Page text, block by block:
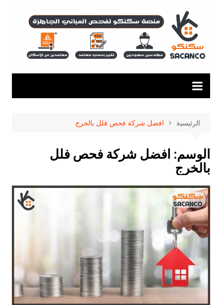
المحتوى
الرئيسية افضل شركة فحص فلل بالخرج
الوسم: افضل شركة فحص فلل
بالخرج